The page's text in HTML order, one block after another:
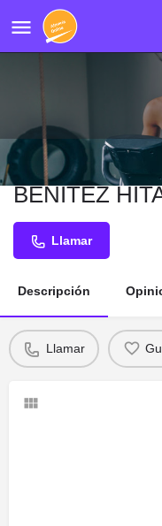
CLÍNICA DE
BENÍTEZ
Llamar
Descripción
Llamar